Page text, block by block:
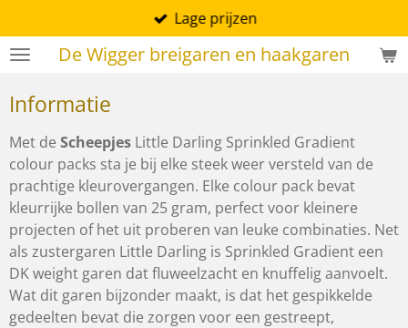
direct
naar
hoofdinhoud
De Wigger breigaren en haakgaren
Lage prijzen
Informatie
Met de Scheepjes Little Darling Sprinkled Gradient
colour packs sta je bij elke steek weer versteld van de
prachtige kleurovergangen. Elke colour pack bevat
kleurrijke bollen van 25 gram, perfect voor kleinere
projecten of het uit proberen van leuke combinaties. Net
als zustergaren Little Darling is Sprinkled Gradient een
DK weight garen dat fluweelzacht en knuffelig aanvoelt.
Wat dit garen bijzonder maakt, is dat het gespikkelde
gedeelten bevat die zorgen voor een gestreept,